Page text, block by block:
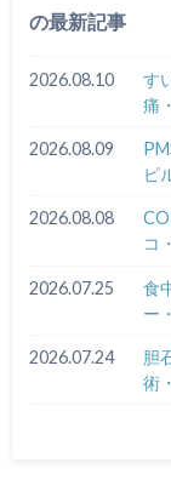
の最新記事
2026.08.10
す
痛
2026.08.09
ピ
2026.08.08
コ
2026.07.25
食
ー
2026.07.24
胆
術